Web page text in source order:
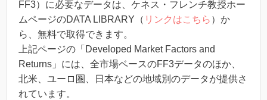
FF3）に必要なデータは、ケネス・フレンチ教授ホー
ムページのDATA LIBRARY（ リンクはこちら ）か
ら、無料で取得できます。
上記ページの「Developed Market Factors and
Returns」には、全市場ベースのFF3データのほか、
北米、ユーロ圏、日本などの地域別のデータが提供さ
れています。